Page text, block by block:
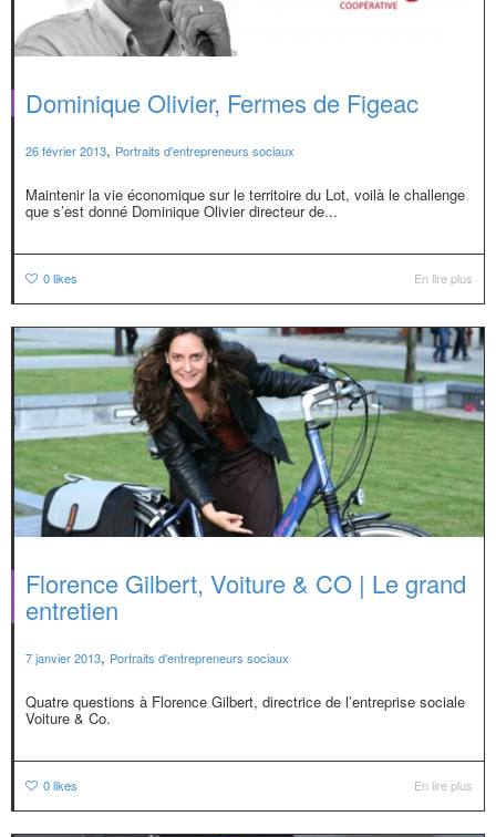
Dominique Olivier, Fermes de Figeac
26 février 2013, Portraits d'entrepreneurs sociaux
Maintenir la vie économique sur le territoire du Lot, voilà le challenge
que s’est donné Dominique Olivier directeur de...
0likes En lire plus
Florence Gilbert, Voiture & CO | Le grand
entretien
7 janvier 2013, Portraits d'entrepreneurs sociaux
Quatre questions à Florence Gilbert, directrice de l’entreprise sociale
Voiture & Co.
0likes En lire plus